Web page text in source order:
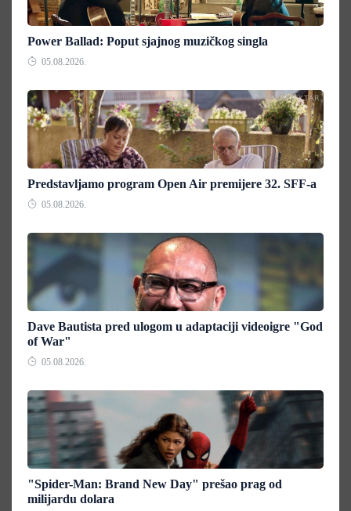
Power Ballad: Poput sjajnog muzičkog singla
05.08.2026.
Predstavljamo program Open Air premijere 32. SFF-a
05.08.2026.
Dave Bautista pred ulogom u adaptaciji videoigre "God
of War"
05.08.2026.
"Spider-Man: Brand New Day" prešao prag od
milijardu dolara